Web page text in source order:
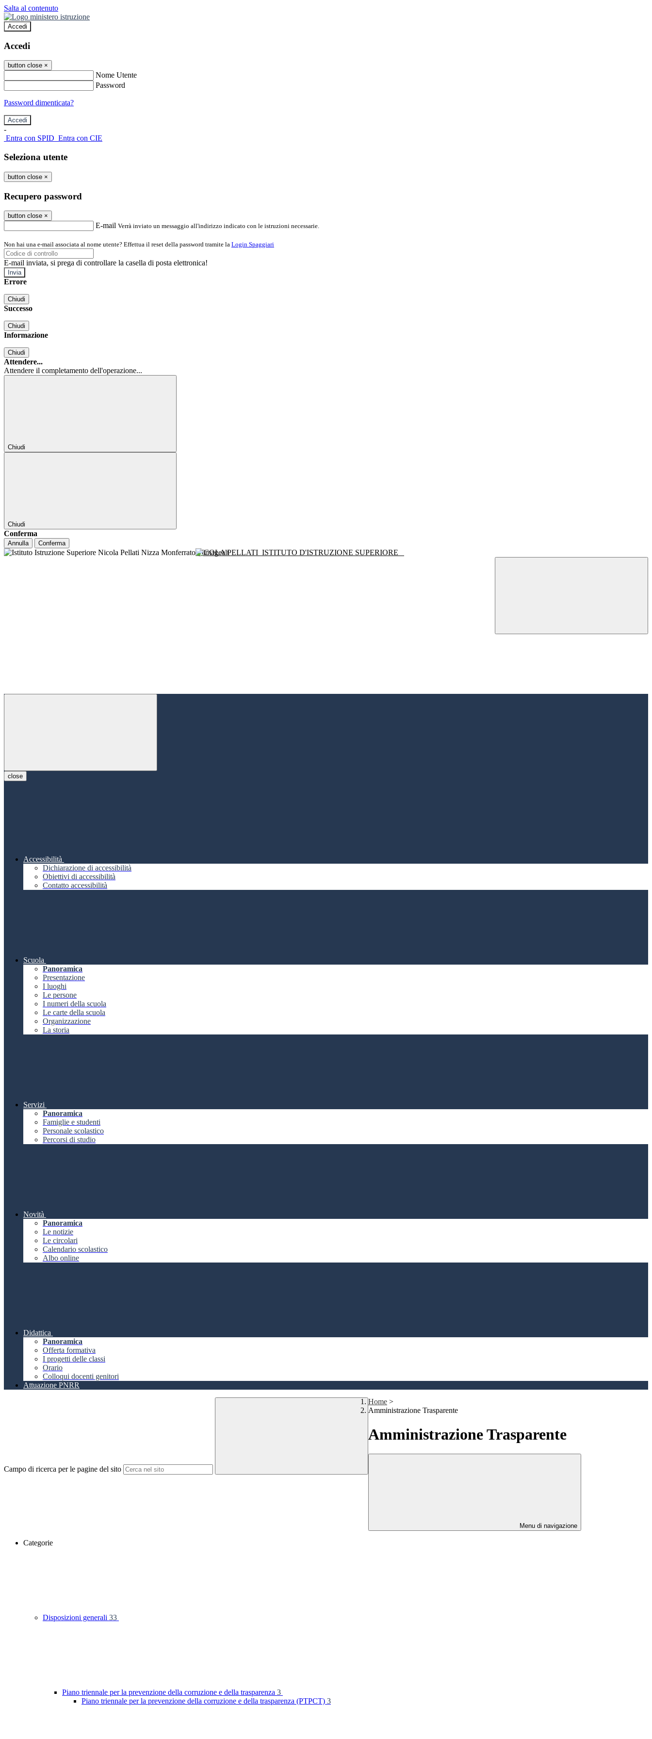
Salta al contenuto
Accedi
Accedi
button close ×
Nome Utente
Password
Password dimenticata?
-
Entra con SPID Entra con CIE
Seleziona utente
button close ×
Recupero password
button close ×
E-mail Verrà inviato un messaggio all'indirizzo indicato con le istruzioni necessarie.
Non hai una e-mail associata al nome utente? Effettua il reset della password tramite la Login Spaggiari
E-mail inviata, si prega di controllare la casella di posta elettronica!
Errore
Chiudi
Successo
Chiudi
Informazione
Chiudi
Attendere...
Attendere il completamento dell'operazione...
Chiudi
Chiudi
Conferma
Annulla Conferma
NICOLA PELLATI ISTITUTO D'ISTRUZIONE SUPERIORE
close
Accessibilità
Dichiarazione di accessibilità
Obiettivi di accessibilità
Contatto accessibilità
Scuola
Panoramica
Presentazione
I luoghi
Le persone
I numeri della scuola
Le carte della scuola
Organizzazione
La storia
Servizi
Panoramica
Famiglie e studenti
Personale scolastico
Percorsi di studio
Novità
Panoramica
Le notizie
Le circolari
Calendario scolastico
Albo online
Didattica
Panoramica
Offerta formativa
I progetti delle classi
Orario
Colloqui docenti genitori
Attuazione PNRR
Campo di ricerca per le pagine del sito
Home >
Amministrazione Trasparente
Amministrazione Trasparente
Menu di navigazione
Categorie
Disposizioni generali 33
Piano triennale per la prevenzione della corruzione e della trasparenza 3
Piano triennale per la prevenzione della corruzione e della trasparenza (PTPCT) 3